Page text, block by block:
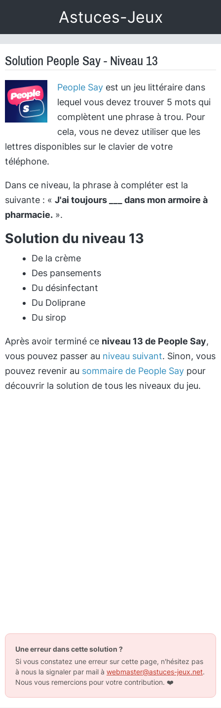
Astuces-Jeux
Solution People Say - Niveau 13
People Sayest un jeu littéraire dans
lequel vous devez trouver 5 mots qui
complètent une phrase à trou. Pour
cela, vous ne devez utiliser que les
lettres disponibles sur le clavier de votre
téléphone.
Dans ce niveau, la phrase à compléter est la
suivante : « J'ai toujours ___ dans mon armoire à
pharmacie. ».
Solution du niveau 13
De la crème
Des pansements
Du désinfectant
Du Doliprane
Du sirop
Après avoir terminé ce niveau 13 de People Say,
vous pouvez passer au niveau suivant. Sinon, vous
pouvez revenir au sommaire de People Say pour
découvrir la solution de tous les niveaux du jeu.
Une erreur dans cette solution ?
Si vous constatez une erreur sur cette page, n'hésitez pas
à nous la signaler par mail à webmaster@astuces-jeux.net.
Nous vous remercions pour votre contribution. ❤️